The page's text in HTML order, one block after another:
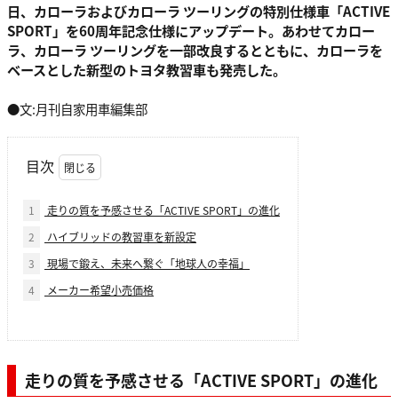
日、カローラおよびカローラ ツーリングの特別仕様車「ACTIVE
SPORT」を60周年記念仕様にアップデート。あわせてカロー
ラ、カローラ ツーリングを一部改良するとともに、カローラを
ベースとした新型のトヨタ教習車も発売した。
●文:月刊自家用車編集部
目次
1
走りの質を予感させる「ACTIVE SPORT」の進化
2
ハイブリッドの教習車を新設定
3
現場で鍛え、未来へ繋ぐ「地球人の幸福」
4
メーカー希望小売価格
走りの質を予感させる「ACTIVE SPORT」の進化